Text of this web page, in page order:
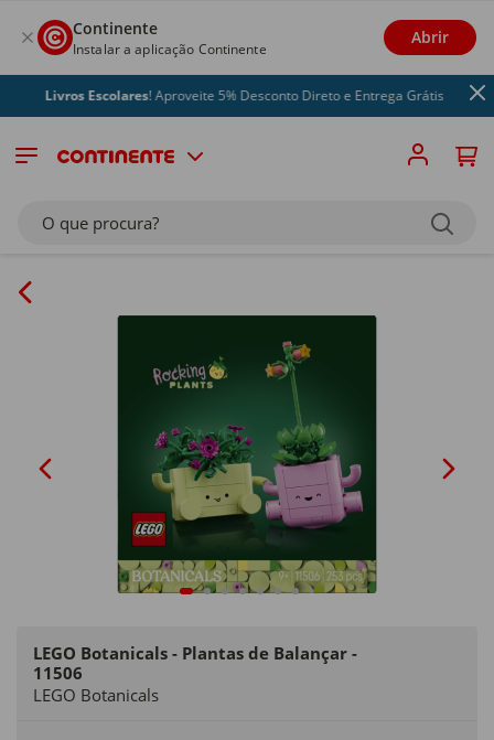
Continente
Instalar a aplicação Continente
Abrir
Livros Escolares! Aproveite 5% Desconto Direto e Entrega Grátis
O que procura?
LEGO Botanicals - Plantas de Balançar -
11506
LEGO Botanicals